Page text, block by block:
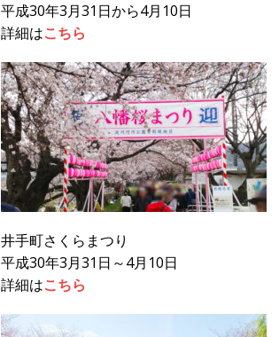
平成30年3月31日から4月10日
詳細はこちら
井手町さくらまつり
平成30年3月31日～4月10日
詳細はこちら